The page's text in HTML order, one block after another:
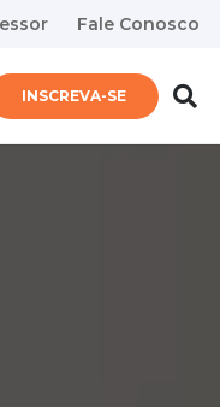
Fale Conosco
INSCREVA-SE